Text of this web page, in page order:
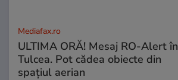
Mediafax.ro
ULTIMA ORĂ! Mesaj RO-Alert în
Tulcea. Pot cădea obiecte din
spațiul aerian